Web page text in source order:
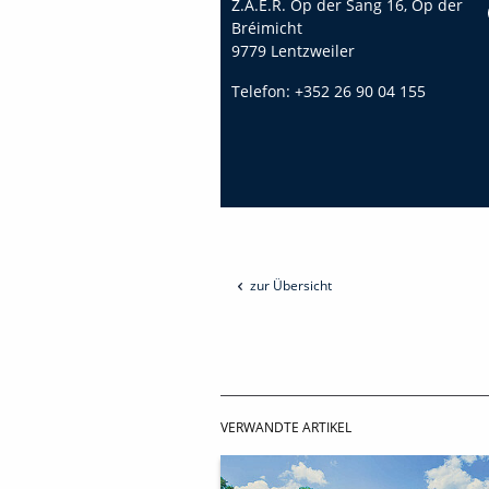
Z.A.E.R. Op der Sang 16, Op der
Bréimicht
9779 Lentzweiler
Telefon: +352 26 90 04 155
zur Übersicht
VERWANDTE ARTIKEL